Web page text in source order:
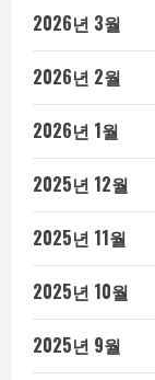
2026년 3월
2026년 2월
2026년 1월
2025년 12월
2025년 11월
2025년 10월
2025년 9월